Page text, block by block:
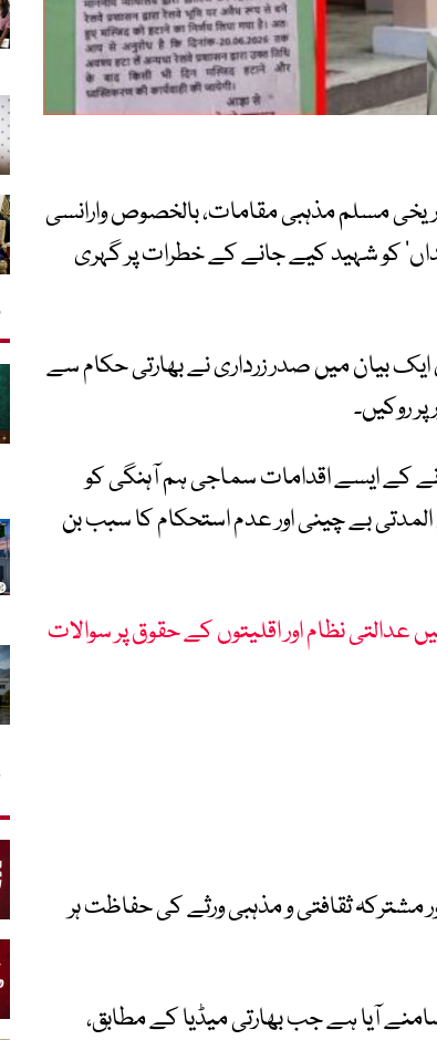
مسلم مذہبی مقامات، بالخصوص وارانسی
کو شہید کیے جانے کے خطرات پر گہری
بیان میں صدر زرداری نے بھارتی حکام سے
روکیں۔
کے ایسے اقدامات سماجی ہم آہنگی کو
بے چینی اور عدم استحکام کا سبب بن
مشترکہ ثقافتی و مذہبی ورثے کی حفاظت ہر
آیا ہے جب بھارتی میڈیا کے مطابق،